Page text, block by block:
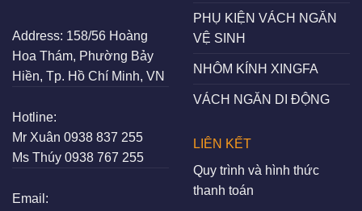
Address: 158/56 Hoàng
Hoa Thám, Phường Bảy
Hiền, Tp. Hồ Chí Minh, VN
Hotline:
Mr Xuân 0938 837 255
Ms Thúy 0938 767 255
Email:
PHỤ KIỆN VÁCH NGĂN
VỆ SINH
NHÔM KÍNH XINGFA
VÁCH NGĂN DI ĐỘNG
LIÊN KẾT
Quy trình và hình thức
thanh toán